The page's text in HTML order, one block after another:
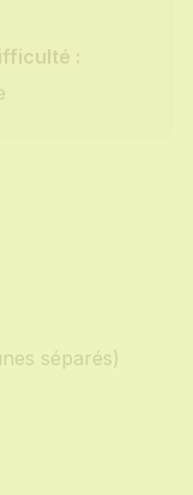
:
séparés)